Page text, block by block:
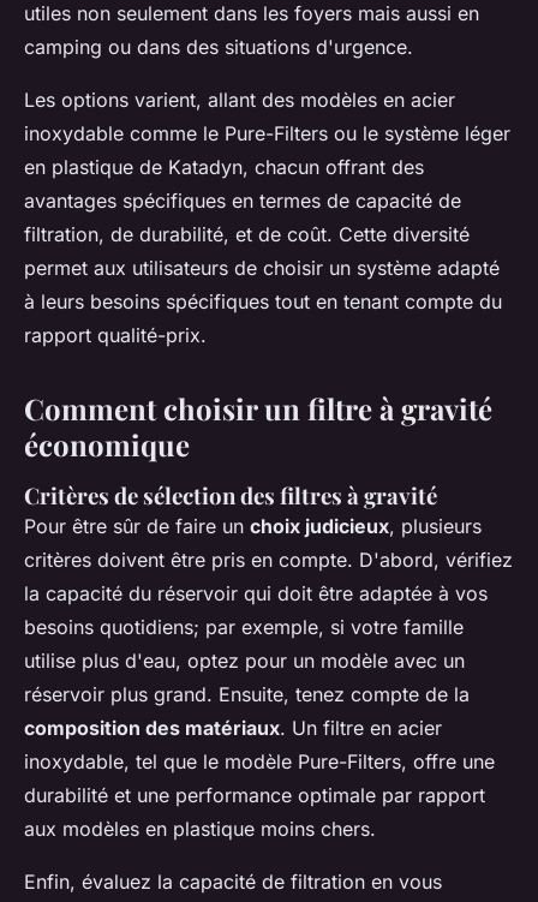
utiles non seulement dans les foyers mais aussi en
camping ou dans des situations d'urgence.
Les options varient, allant des modèles en acier
inoxydable comme le Pure-Filters ou le système léger
en plastique de Katadyn, chacun offrant des
avantages spécifiques en termes de capacité de
filtration, de durabilité, et de coût. Cette diversité
permet aux utilisateurs de choisir un système adapté
à leurs besoins spécifiques tout en tenant compte du
rapport qualité-prix.
Comment choisir un filtre à gravité
économique
Critères de sélection des filtres à gravité
Pour être sûr de faire un choix judicieux, plusieurs
critères doivent être pris en compte. D'abord, vérifiez
la capacité du réservoir qui doit être adaptée à vos
besoins quotidiens; par exemple, si votre famille
utilise plus d'eau, optez pour un modèle avec un
réservoir plus grand. Ensuite, tenez compte de la
composition des matériaux. Un filtre en acier
inoxydable, tel que le modèle Pure-Filters, offre une
durabilité et une performance optimale par rapport
aux modèles en plastique moins chers.
Enfin, évaluez la capacité de filtration en vous